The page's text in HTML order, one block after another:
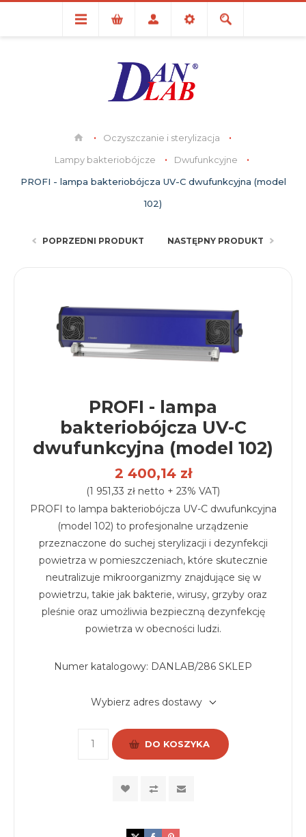
Oczyszczanie i sterylizacja
Lampy bakteriobójcze
Dwufunkcyjne
PROFI - lampa bakteriobójcza UV-C dwufunkcyjna (model
102)
POPRZEDNI PRODUKT NASTĘPNY PRODUKT
PROFI - lampa
bakteriobójcza UV-C
dwufunkcyjna (model 102)
2 400,14 zł
(1 951,33 zł netto + 23% VAT)
PROFI to lampa bakteriobójcza UV-C dwufunkcyjna
(model 102) to profesjonalne urządzenie
przeznaczone do suchej sterylizacji i dezynfekcji
powietrza w pomieszczeniach, które skutecznie
neutralizuje mikroorganizmy znajdujące się w
powietrzu, takie jak bakterie, wirusy, grzyby oraz
pleśnie oraz umożliwia bezpieczną dezynfekcję
powietrza w obecności ludzi.
Numer katalogowy: DANLAB/286 SKLEP
Wybierz adres dostawy
DO KOSZYKA